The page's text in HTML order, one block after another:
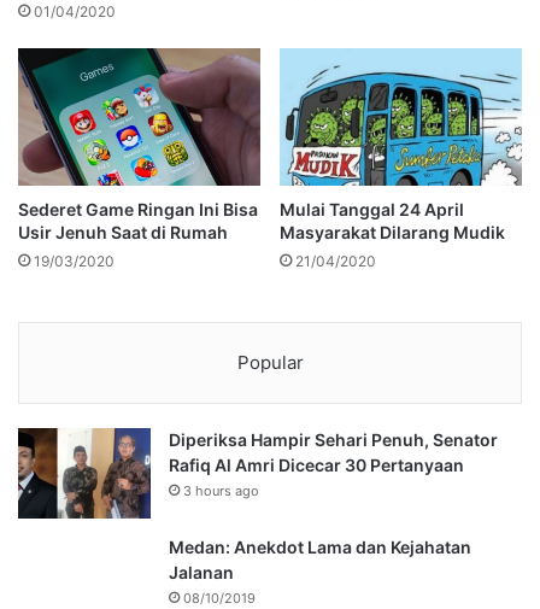
01/04/2020
Sederet Game Ringan Ini Bisa
Usir Jenuh Saat di Rumah
19/03/2020
Mulai Tanggal 24 April
Masyarakat Dilarang Mudik
21/04/2020
Popular
Diperiksa Hampir Sehari Penuh, Senator
Rafiq Al Amri Dicecar 30 Pertanyaan
3 hours ago
Medan: Anekdot Lama dan Kejahatan
Jalanan
08/10/2019